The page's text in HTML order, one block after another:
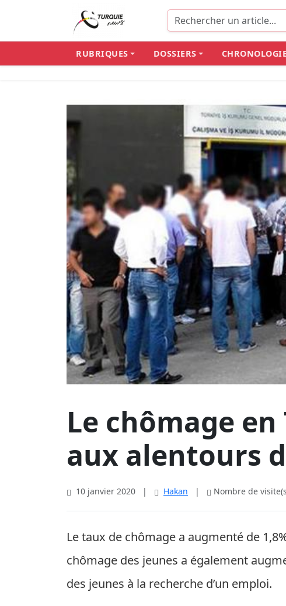
RUBRIQUES DOSSIERS
Le chômage
aux alentours
10 janvier 2020 | Hakan | Nombre de
Le taux de chômage a augmenté de
chômage des jeunes a également
des jeunes à la recherche d’un emploi.